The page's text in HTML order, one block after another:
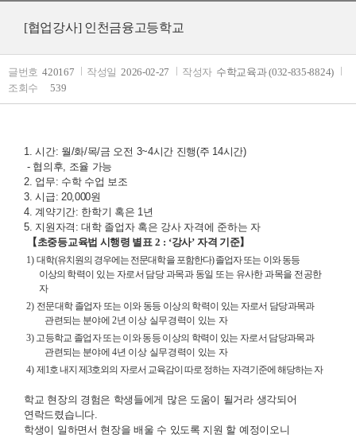
[협업강사] 인천금융고등학교
글번호 420167 작성일 2026-02-27 작성자 수학교육과 (032-835-8824)
조회수
539
1. 시간: 월/화/목/금 오전 3~4시간 진행(주 14시간)
- 협의후, 조율 가능
2. 업무: 수학 수업 보조
3. 시급: 20,000원
4. 계약기간: 한학기 혹은 1년
5. 지원자격: 대학 졸업자 혹은 강사 자격에 준하는 자
【초중등교육법 시행령 별표 2 : ‘강사’ 자격 기준】
1) 대학(유치원의 경우에는 전문대학을 포함한다)졸업자 또는 이와 동등
이상의 학력이 있는 자로서 담당 과목과 동일 또는 유사한 과목을 전공한
자
2) 전문대학 졸업자 또는 이와 동등 이상의 학력이 있는 자로서 담당과목과
관련되는 분야에2년 이상 실무경력이 있는 자
3) 고등학교 졸업자 또는 이와 동등 이상의 학력이 있는 자로서 담당과목과
관련되는 분야에4년 이상 실무경력이 있는 자
4) 제 1호 내지 제3호외의 자로서 교육감이 따로 정하는 자격기준에 해당하는 자
학교 현장의 경험은 학생들에게 많은 도움이 될거라 생각되어
연락드렸습니다.
학생이 일하면서 현장을 배울 수 있도록 지원 할 예정이오니